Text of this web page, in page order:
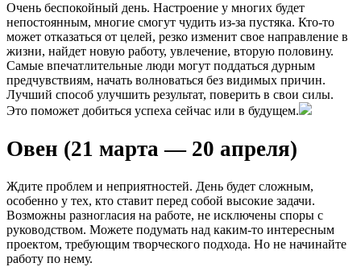
Очень беспокойный день. Настроение у многих будет
непостоянным, многие смогут чудить из-за пустяка. Кто-то
может отказаться от целей, резко изменит свое направление в
жизни, найдет новую работу, увлечение, вторую половину.
Самые впечатлительные люди могут поддаться дурным
предчувствиям, начать волноваться без видимых причин.
Лучший способ улучшить результат, поверить в свои силы.
Это поможет добиться успеха сейчас или в будущем.
Овен (21 марта — 20 апреля)
Ждите проблем и неприятностей. День будет сложным,
особенно у тех, кто ставит перед собой высокие задачи.
Возможны разногласия на работе, не исключены споры с
руководством. Можете подумать над каким-то интересным
проектом, требующим творческого подхода. Но не начинайте
работу по нему.